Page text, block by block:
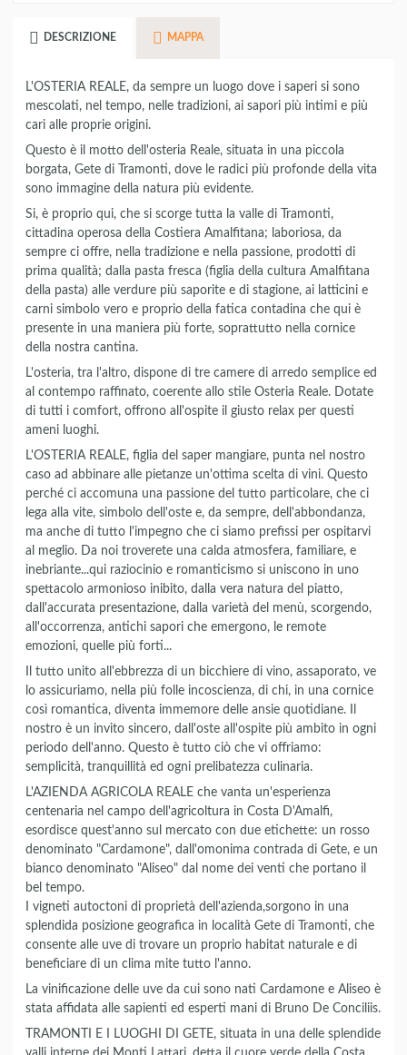
DESCRIZIONE MAPPA
L'OSTERIA REALE, da sempre un luogo dove i saperi si sono
mescolati, nel tempo, nelle tradizioni, ai sapori più intimi e più
cari alle proprie origini.
Questo è il motto dell'osteria Reale, situata in una piccola
borgata, Gete di Tramonti, dove le radici più profonde della vita
sono immagine della natura più evidente.
Si, è proprio qui, che si scorge tutta la valle di Tramonti,
cittadina operosa della Costiera Amalfitana; laboriosa, da
sempre ci offre, nella tradizione e nella passione, prodotti di
prima qualità; dalla pasta fresca (figlia della cultura Amalfitana
della pasta) alle verdure più saporite e di stagione, ai latticini e
carni simbolo vero e proprio della fatica contadina che qui è
presente in una maniera più forte, soprattutto nella cornice
della nostra cantina.
L'osteria, tra l'altro, dispone di tre camere di arredo semplice ed
al contempo raffinato, coerente allo stile Osteria Reale. Dotate
di tutti i comfort, offrono all'ospite il giusto relax per questi
ameni luoghi.
L'OSTERIA REALE, figlia del saper mangiare, punta nel nostro
caso ad abbinare alle pietanze un'ottima scelta di vini. Questo
perché ci accomuna una passione del tutto particolare, che ci
lega alla vite, simbolo dell'oste e, da sempre, dell'abbondanza,
ma anche di tutto l'impegno che ci siamo prefissi per ospitarvi
al meglio. Da noi troverete una calda atmosfera, familiare, e
inebriante...qui raziocinio e romanticismo si uniscono in uno
spettacolo armonioso inibito, dalla vera natura del piatto,
dall'accurata presentazione, dalla varietà del menù, scorgendo,
all'occorrenza, antichi sapori che emergono, le remote
emozioni, quelle più forti...
Il tutto unito all'ebbrezza di un bicchiere di vino, assaporato, ve
lo assicuriamo, nella più folle incoscienza, di chi, in una cornice
così romantica, diventa immemore delle ansie quotidiane. Il
nostro è un invito sincero, dall'oste all'ospite più ambito in ogni
periodo dell'anno. Questo è tutto ciò che vi offriamo:
semplicità, tranquillità ed ogni prelibatezza culinaria.
L'AZIENDA AGRICOLA REALE che vanta un'esperienza
centenaria nel campo dell'agricoltura in Costa D'Amalfi,
esordisce quest'anno sul mercato con due etichette: un rosso
denominato "Cardamone", dall'omonima contrada di Gete, e un
bianco denominato "Aliseo" dal nome dei venti che portano il
bel tempo.
I vigneti autoctoni di proprietà dell'azienda,sorgono in una
splendida posizione geografica in località Gete di Tramonti, che
consente alle uve di trovare un proprio habitat naturale e di
beneficiare di un clima mite tutto l'anno.
La vinificazione delle uve da cui sono nati Cardamone e Aliseo è
stata affidata alle sapienti ed esperti mani di Bruno De Conciliis.
TRAMONTI E I LUOGHI DI GETE, situata in una delle splendide